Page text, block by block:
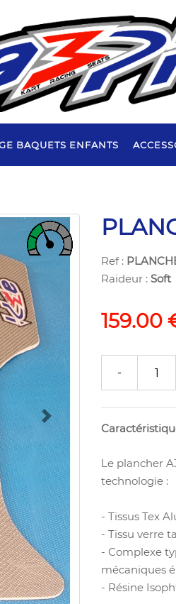
BAQUETS ENFANTS
Next
Ref :
Raideur : Soft
159.00
Le plancher
technologie :
- Tissus Tex
- Tissu verre
- Complexe
mécaniques
- Résine